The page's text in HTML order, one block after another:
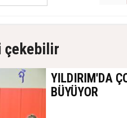
çekebilir
YILDIRIM'DA
BÜYÜYOR